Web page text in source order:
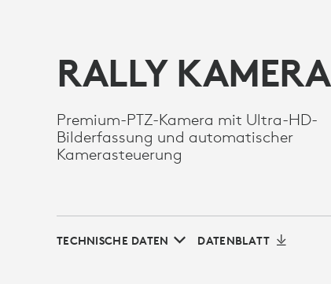
RALLY KAMERA
Premium-PTZ-Kamera mit Ultra-HD-
Bilderfassung und automatischer
Kamerasteuerung
TECHNISCHE DATEN DATENBLATT